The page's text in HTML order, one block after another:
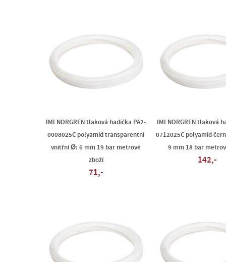
IMI NORGREN tlaková hadička PA2-
0008025C polyamid transparentní
vnitřní Ø: 6 mm 19 bar metrové
zboží
71,-
IMI NORGREN tlaková
0712025C polyamid
9 mm 18 bar
142,-